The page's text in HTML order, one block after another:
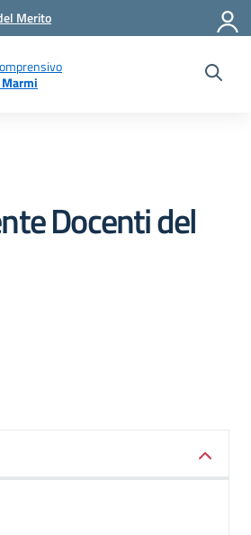
Merito
Docenti del